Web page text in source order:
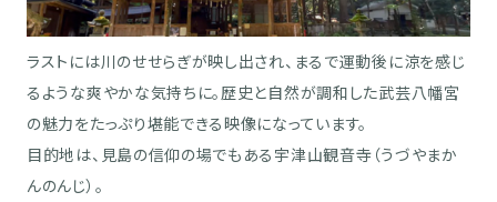
ラストには川のせせらぎが映し出され、まるで運動後に涼を感じ
るような爽やかな気持ちに。歴史と自然が調和した武芸八幡宮
の魅力をたっぷり堪能できる映像になっています。
目的地は、見島の信仰の場でもある宇津山観音寺（うづやまか
んのんじ）。